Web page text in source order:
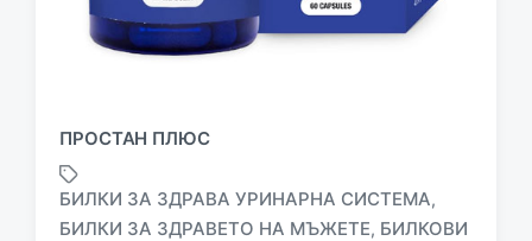
ПРОСТАН ПЛЮС
БИЛКИ ЗА ЗДРАВА УРИНАРНА СИСТЕМА,
БИЛКИ ЗА ЗДРАВЕТО НА МЪЖЕТЕ, БИЛКОВИ